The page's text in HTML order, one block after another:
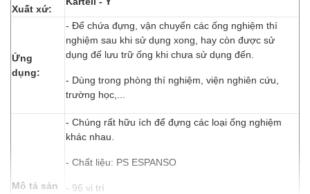
Xuất xứ:
Ứng
dụng:
- Để chứa đựng, vận chuyển các ống nghiệm thí
nghiệm sau khi sử dụng xong, hay còn được sử
dụng để lưu trữ ống khi chưa sử dụng đến.
- Dùng trong phòng thí nghiệm, viện nghiên cứu,
trường học,...
Mô tả sản
- Chúng rất hữu ích để đựng các loại ống nghiệm
khác nhau.
- Chất liệu: PS ESPANSO
- 96 vị trí